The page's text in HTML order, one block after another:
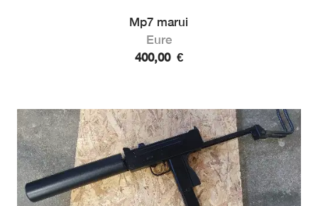
Mp7 marui
Eure
400,00 €